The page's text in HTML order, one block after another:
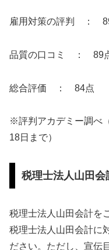
雇用対策の評判 ：
品質の口コミ ： 89
総合評価 ： 84点
※評判アカデミー調べ
18日まで）
税理士法人山田会
税理士法人山田会計を
税理士法人山田会計に
ださい。ただし、宣伝